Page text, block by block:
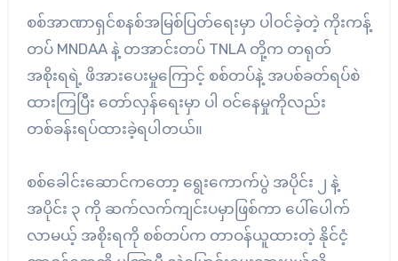
စစ်အာဏာရှင်စနစ်အမြစ်ပြတ်ရေးမှာ ပါဝင်ခဲ့တဲ့ ကိုးကန့်
တပ် MNDAA နဲ့ တအာင်းတပ် TNLA တို့က တရုတ်
အစိုးရရဲ့ ဖိအားပေးမှုကြောင့် စစ်တပ်နဲ့ အပစ်ခတ်ရပ်စဲ
ထားကြပြီး တော်လှန်ရေးမှာ ပါ ဝင်နေမှုကိုလည်း
တစ်ခန်းရပ်ထားခဲ့ရပါတယ်။
စစ်ခေါင်းဆောင်ကတော့ ရွေးကောက်ပွဲ အပိုင်း ၂ နဲ့
အပိုင်း ၃ ကို ဆက်လက်ကျင်းပမှာဖြစ်ကာ ပေါ်ပေါက်
လာမယ့် အစိုးရကို စစ်တပ်က တာဝန်ယူထားတဲ့ နိုင်ငံ့